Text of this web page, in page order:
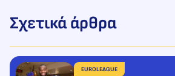
Σχετικά άρθρα
EUROLEAGUE